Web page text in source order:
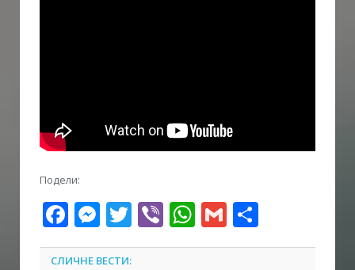
Подели:
Facebook
Messenger
Twitter
ViberWhatsApp
Gmail
СЛИЧНЕ ВЕСТИ: